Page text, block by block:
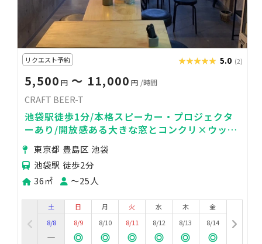
リクエスト予約 ★★★★★
★★★★★ 5.0 (2)
5,500 円〜 11,000 円 /時間
CRAFT BEER-T
池袋駅徒歩1分/本格スピーカー・プロジェクタ
ーあり/開放感ある大きな窓とコンクリ×ウッデ
ィで映えるスタジオ
東京都 豊島区 池袋
池袋駅 徒歩2分
36㎡
〜25人
土
8/8
日
8/9
月
8/10
火
8/11
水
8/12
木
8/13
金
8/14